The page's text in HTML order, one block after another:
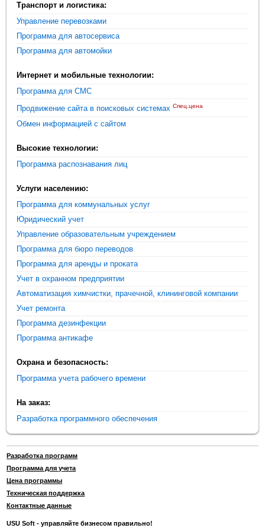
Транспорт и логистика:
Управление перевозками
Программа для автосервиса
Программа для автомойки
Интернет и мобильные технологии:
Программа для СМС
Продвижение сайта в поисковых системах Спец.цена
Обмен информацией с сайтом
Высокие технологии:
Программа распознавания лиц
Услуги населению:
Программа для коммунальных услуг
Юридический учет
Управление образовательным учреждением
Программа для бюро переводов
Программа для аренды и проката
Учет в охранном предприятии
Автоматизация химчистки, прачечной, клининговой компании
Учет ремонта
Программа дезинфекции
Программа антикафе
Охрана и безопасность:
Программа учета рабочего времени
На заказ:
Разработка программного обеспечения
Разработка программ
Программа для учета
Цена программы
Техническая поддержка
Контактные данные
USU Soft - управляйте бизнесом правильно!